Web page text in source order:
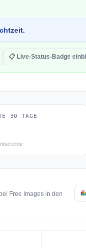
📋 Live-Status-Badge
30 TAGE
Free Images in den